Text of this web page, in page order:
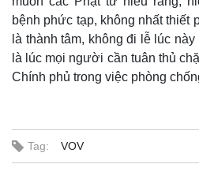
Pháp luật
bệnh phức tạp, không nhất thiết
là thành tâm, không đi lễ lúc
là lúc mọi người cần tuân thủ
Chính phủ trong việc phòng
Tag: VOV